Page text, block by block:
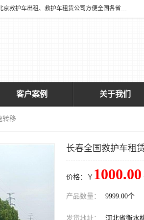
北京万家送康复医院有限公司提供：18513952202 长途救护车出租、长途救护车出租、救护车出租、北京救护车出租、救护车租赁公司方便全国各省市各类患者长途救护车转诊等需求，医帮扶医疗服务有限公司配备多辆福特成人长途监护型救护车，专用监护型儿童及新生儿救护车。
客户案例 关于我们
转移
长春全国救护车租
价格：￥ 1000.00
产品数量： 9999.00个
发货地址： 河北省衡水